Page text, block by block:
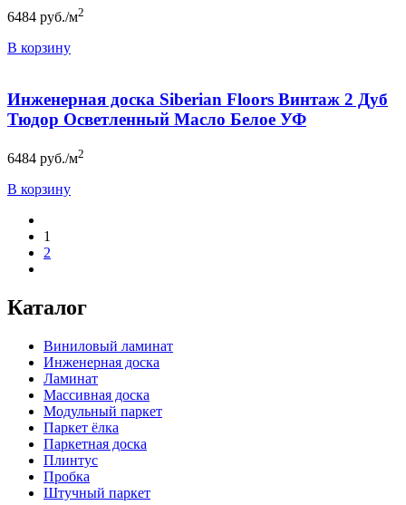
6484 руб./м2
В корзину
Инженерная доска Siberian Floors Винтаж 2 Дуб
Тюдор Осветленный Масло Белое УФ
6484 руб./м2
В корзину
1
2
Каталог
Виниловый ламинат
Инженерная доска
Ламинат
Массивная доска
Модульный паркет
Паркет ёлка
Паркетная доска
Плинтус
Пробка
Штучный паркет